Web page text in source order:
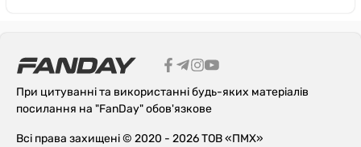
При цитуванні та використанні будь-яких матеріалів
посилання на "FanDay" обов'язкове
Всі права захищені © 2020 - 2026 ТОВ «ПМХ»